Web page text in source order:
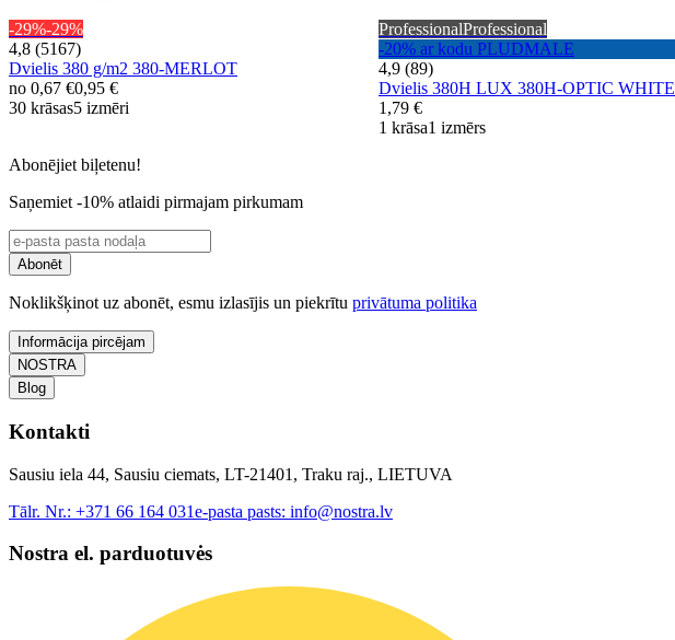
-29%-29%
4,8 (5167)
Dvielis 380 g/m2 380-MERLOT
no 0,67 €0,95 €
30 krāsas5 izmēri
ProfessionalProfessional
-20% ar kodu PLUDMALE
4,9 (89)
Dvielis 380H LUX 380H-OPTIC WHITE
1,79 €
1 krāsa1 izmērs
Abonējiet biļetenu!
Saņemiet -10% atlaidi pirmajam pirkumam
Abonēt
Noklikšķinot uz abonēt, esmu izlasījis un piekrītu privātuma politika
Informācija pircējam
NOSTRA
Blog
Kontakti
Sausiu iela 44, Sausiu ciemats, LT-21401, Traku raj., LIETUVA
Tālr. Nr.: +371 66 164 031e-pasta pasts: info@nostra.lv
Nostra el. parduotuvės